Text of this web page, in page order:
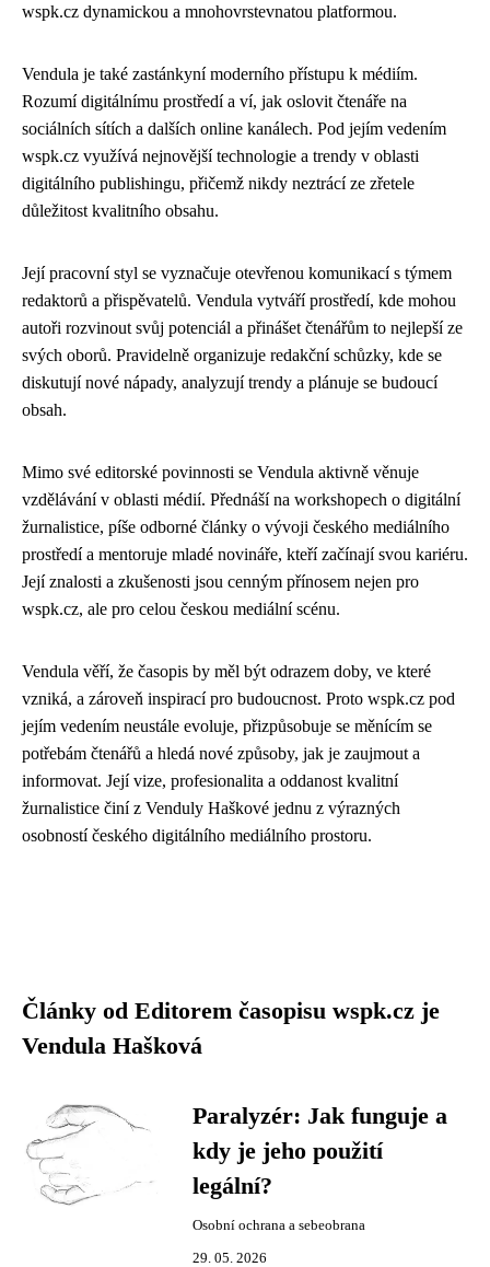
wspk.cz dynamickou a mnohovrstevnatou platformou.
Vendula je také zastánkyní moderního přístupu k médiím.
Rozumí digitálnímu prostředí a ví, jak oslovit čtenáře na
sociálních sítích a dalších online kanálech. Pod jejím vedením
wspk.cz využívá nejnovější technologie a trendy v oblasti
digitálního publishingu, přičemž nikdy neztrácí ze zřetele
důležitost kvalitního obsahu.
Její pracovní styl se vyznačuje otevřenou komunikací s týmem
redaktorů a přispěvatelů. Vendula vytváří prostředí, kde mohou
autoři rozvinout svůj potenciál a přinášet čtenářům to nejlepší ze
svých oborů. Pravidelně organizuje redakční schůzky, kde se
diskutují nové nápady, analyzují trendy a plánuje se budoucí
obsah.
Mimo své editorské povinnosti se Vendula aktivně věnuje
vzdělávání v oblasti médií. Přednáší na workshopech o digitální
žurnalistice, píše odborné články o vývoji českého mediálního
prostředí a mentoruje mladé novináře, kteří začínají svou kariéru.
Její znalosti a zkušenosti jsou cenným přínosem nejen pro
wspk.cz, ale pro celou českou mediální scénu.
Vendula věří, že časopis by měl být odrazem doby, ve které
vzniká, a zároveň inspirací pro budoucnost. Proto wspk.cz pod
jejím vedením neustále evoluje, přizpůsobuje se měnícím se
potřebám čtenářů a hledá nové způsoby, jak je zaujmout a
informovat. Její vize, profesionalita a oddanost kvalitní
žurnalistice činí z Venduly Haškové jednu z výrazných
osobností českého digitálního mediálního prostoru.
Články od Editorem časopisu wspk.cz je
Vendula Hašková
Paralyzér: Jak funguje a
kdy je jeho použití
legální?
Osobní ochrana a sebeobrana
29. 05. 2026